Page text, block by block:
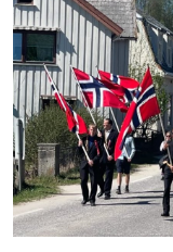
Øvinger
Dugnad
Kostnad